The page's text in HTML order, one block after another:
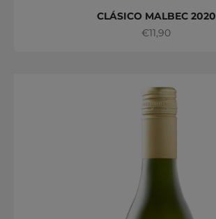
CLÁSICO MALBEC 2020
Precio de oferta
€11,90